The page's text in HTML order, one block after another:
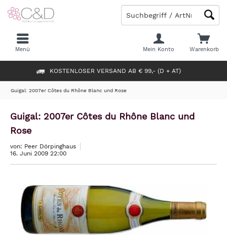
KOSTENLOSER VERSAND AB € 99,- (D + AT)
Warenkorb
Mein Konto
Menü
Guigal: 2007er Côtes du Rhône Blanc und Rose
Guigal: 2007er Côtes du Rhône Blanc und
Rose
von: Peer Dörpinghaus
16. Juni 2009 22:00